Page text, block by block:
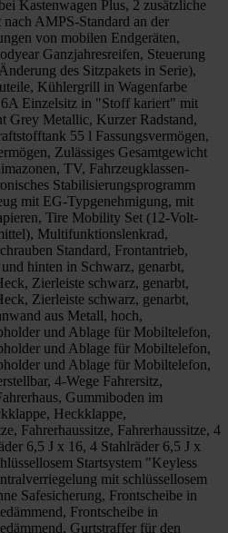
Kastenwagen Plus, 2 zusätzliche
AMPS-Standard an der
von mobilen Endgeräten,
Ganzjahresreifen, Steuerung
des Sitzpakets in Serie),
Kühlergrill in Wagenfarbe
6A Einzelsitz in "Stoff kariert" mit
Grey Metallic, Kurzer Radstand,
55 l Fassungsvermögen,
Zulässiges Gesamtgewicht
TV, Fahrzeugklassen-
Stabilisierungsprogramm
mit EG-Typgenehmigung, mit
Tire Mobility Set (12-Volt-
Multifunktionslenkrad,
Standard, Frontantrieb,
hinten in Schwarz, genarbt,
Zierleiste schwarz, genarbt,
Zierleiste schwarz, genarbt,
aus Metall, hoch,
und Ablage für Mobiltelefon,
und Ablage für Mobiltelefon,
und Ablage für Mobiltelefon,
4-Wege Fahrersitz,
Gummiboden im
Heckklappe,
Fahrerhaussitze, Fahrerhaussitze, 4
6,5 J x 16, 4 Stahlräder 6,5 J x
Startsystem "Keyless
mit schlüssellosem
Safesicherung, Frontscheibe in
Frontscheibe in
Gurtstraffer für den